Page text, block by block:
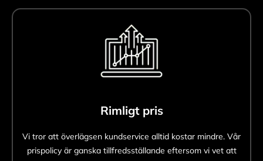
Rimligt pris
Vi tror att överlägsen kundservice alltid kostar mindre. Vår
prispolicy är ganska tillfredsställande eftersom vi vet att